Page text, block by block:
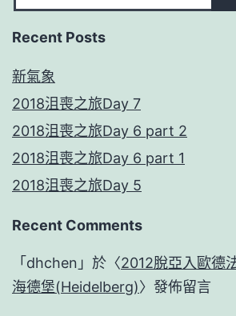
Recent Posts
新氣象
2018沮喪之旅Day 7
2018沮喪之旅Day 6 part 2
2018沮喪之旅Day 6 part 1
2018沮喪之旅Day 5
Recent Comments
「 dhchen 」於〈2012脫亞入歐德
海德堡(Heidelberg)〉發佈留言